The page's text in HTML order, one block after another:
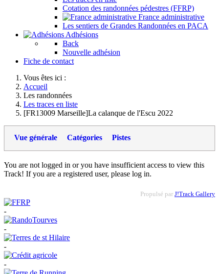
Cotation des randonnées pédestres (FFRP)
France administrative
Les sentiers de Grandes Randonnées en PACA
Adhésions
Back
Nouvelle adhésion
Fiche de contact
Vous êtes ici :
Accueil
Les randonnées
Les traces en liste
[FR13009 Marseille]La calanque de l'Escu 2022
Vue générale Catégories Pistes
You are not logged in or you have insufficient access to view this
Track! If you are a registered user, please log in.
Propulsé par J!Track Gallery
-
-
-
-